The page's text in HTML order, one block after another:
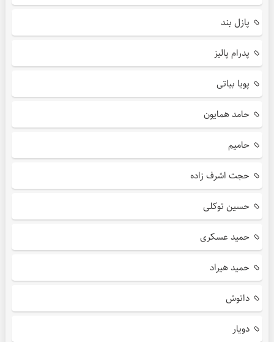
پازل بند
پدرام پالیز
پویا بیاتی
حامد همایون
حامیم
حجت اشرف زاده
حسین توکلی
حمید عسکری
حمید هیراد
دانوش
دویار